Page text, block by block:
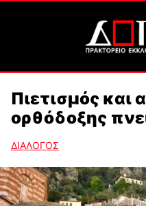
Πιετισμός
ορθόδοξης
ΔΙΑΛΟΓΟΣ